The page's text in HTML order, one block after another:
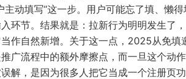
主动填写”这一步。用户可能忘了填、懒
环节。结果就是：拉新行为明明发生了
作自然新增。关于这一点， 2025从免填
广流程中的额外摩擦点，而一旦这个动
解，是因为很多人把它当成一个注册页